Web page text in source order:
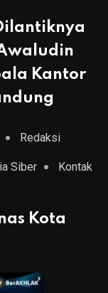
Kantor
Redaksi
Siber Kontak
Kota